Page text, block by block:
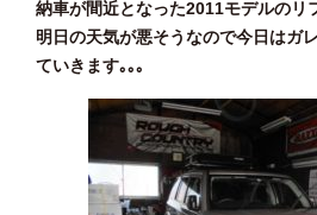
納車が間近となった2011モデルのリ
明日の天気が悪そうなので今日はガ
ていきます｡｡｡